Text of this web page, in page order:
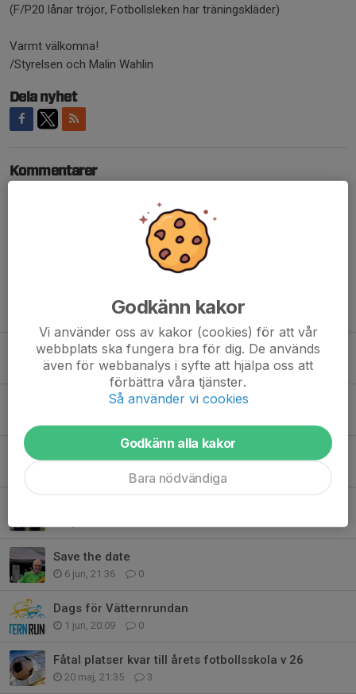
(F/P20 lånar tröjor, Fotbollsleken har träningskläder)
Varmt välkomna!
/Styrelsen och Malin Wahlin
Dela nyhet
Kommentarer
Snyggt fixat! 👏👏👏🤗
Tidigare nyheter
Kansliet har sommarstängt
25 jun, 15:11 0
Grymt jobbat på årets Vätternrunda!
Save the date
6 jun, 21:36 0
Dags för Vätternrundan
1 jun, 20:09 0
Fåtal platser kvar till årets fotbollsskola v 26
20 maj, 21:35 3
Godkänn kakor
Vi använder oss av kakor (cookies) för att vår
webbplats ska fungera bra för dig. De används
även för webbanalys i syfte att hjälpa oss att
förbättra våra tjänster.
Så använder vi cookies
Godkänn alla kakor
Bara nödvändiga